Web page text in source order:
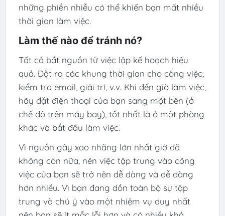
những phiền nhiễu có thể khiến bạn mất nhiều
thời gian làm việc.
Làm thế nào để tránh nó?
Tất cả bắt nguồn từ việc lập kế hoạch hiệu
quả. Đặt ra các khung thời gian cho công việc,
kiểm tra email, giải trí, v.v. Khi đến giờ làm việc,
hãy đặt điện thoại của bạn sang một bên (ở
chế độ trên máy bay), tốt nhất là ở một phòng
khác và bắt đầu làm việc.
Vì nguồn gây xao nhãng lớn nhất giờ đã
không còn nữa, nên việc tập trung vào công
việc của bạn sẽ trở nên dễ dàng và dễ dàng
hơn nhiều. Vì bạn đang dồn toàn bộ sự tập
trung và chú ý vào một nhiệm vụ duy nhất